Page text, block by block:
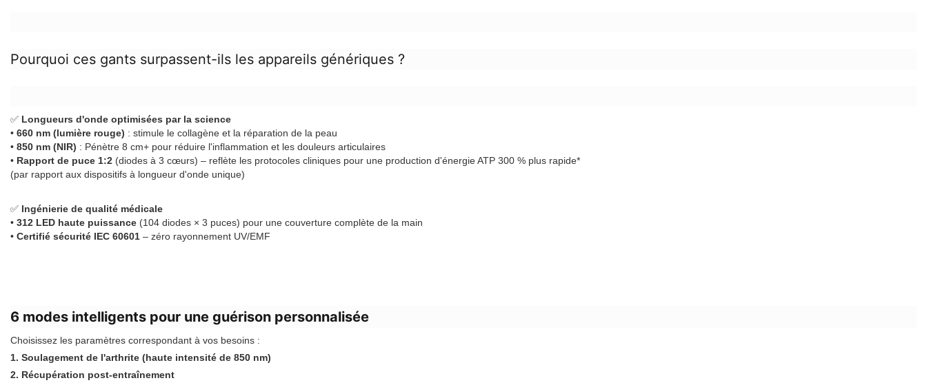
Pourquoi ces gants surpassent-ils les appareils génériques ?
✅ Longueurs d'onde optimisées par la science
• 660 nm (lumière rouge) : stimule le collagène et la réparation de la peau
• 850 nm (NIR) : Pénètre 8 cm+ pour réduire l'inflammation et les douleurs articulaires
• Rapport de puce 1:2 (diodes à 3 cœurs) – reflète les protocoles cliniques pour une production d'énergie ATP 300 % plus rapide*
(par rapport aux dispositifs à longueur d'onde unique)
✅ Ingénierie de qualité médicale
• 312 LED haute puissance (104 diodes × 3 puces) pour une couverture complète de la main
• Certifié sécurité IEC 60601 – zéro rayonnement UV/EMF
6 modes intelligents pour une guérison personnalisée
Choisissez les paramètres correspondant à vos besoins :
1. Soulagement de l'arthrite (haute intensité de 850 nm)
2. Récupération post-entraînement